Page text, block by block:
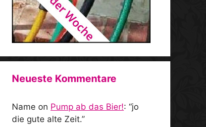
Neueste Kommentare
Name on Pump ab das Bier!: “jo
die gute alte Zeit.”